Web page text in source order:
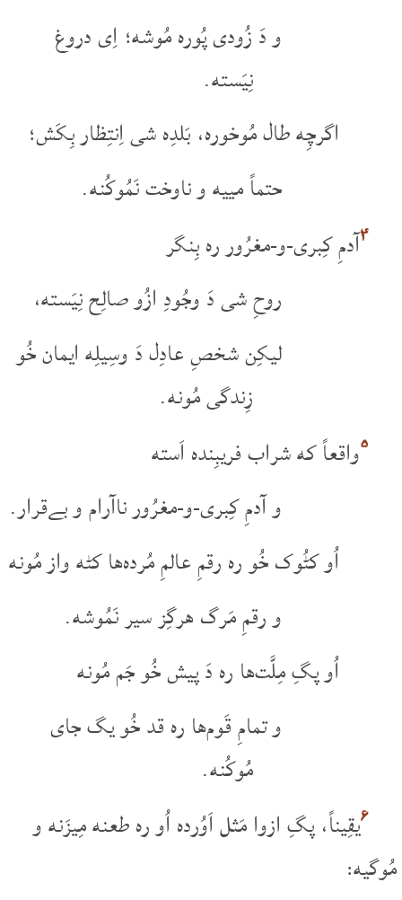
و دَ زُودی پُوره مُوشه؛ اِی دروغ
نِیَسته.
اگرچِه طال مُوخوره، بَلدِه شی اِنتِظار بِکَش؛
حتماً مییه و ناوخت نَمُوکُنه.
۴آدمِ کِبری-و-مغرُور ره بِنگر
روحِ شی دَ وجُودِ ازُو صالِح نِیَسته،
لیکِن شخصِ عادِل دَ وسِیلِه ایمان خُو
زِندگی مُونه.
۵واقعاً که شراب فریبِنده اَسته
و آدمِ کِبری-و-مغرُور ناآرام و بےقرار.
اُو کٹُوک خُو ره رقمِ عالمِ مُرده‌ها کٹه واز مُونه
و رقمِ مَرگ هرگِز سیر نَمُوشه.
اُو پگِ مِلَّت‌ها ره دَ پیش خُو جَم مُونه
و تمامِ قَوم‌ها ره قد خُو یگ جای
مُوکُنه.
۶یقِیناً، پگِ ازوا مَثل اَوُرده اُو ره طعنه مِیزَنه و
مُوگیه: